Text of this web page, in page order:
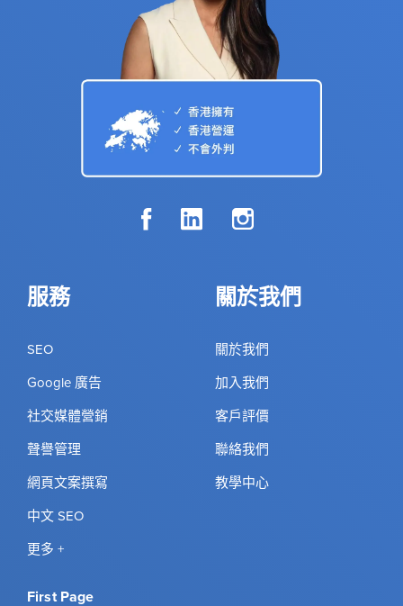
服務
SEO
Google 廣告
社交媒體營銷
聲譽管理
網頁文案撰寫
中文 SEO
更多 +
關於我們
關於我們
加入我們
客戶評價
聯絡我們
教學中心
First Page